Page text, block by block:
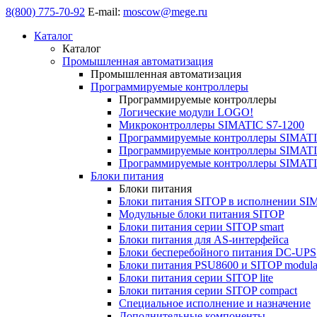
8(800) 775-70-92 E-mail: moscow@mege.ru
Каталог
Каталог
Промышленная автоматизация
Промышленная автоматизация
Программируемые контроллеры
Программируемые контроллеры
Логические модули LOGO!
Микроконтроллеры SIMATIC S7-1200
Программируемые контроллеры
Программируемые контроллеры
Программируемые контроллеры
Блоки питания
Блоки питания
Блоки питания SITOP в исполнении
Модульные блоки питания SITOP
Блоки питания серии SITOP smart
Блоки питания для AS-интерфейса
Блоки бесперебойного питания DC-UPS
Блоки питания PSU8600 и SITOP
Блоки питания серии SITOP lite
Блоки питания серии SITOP compact
Специальное исполнение и назначение